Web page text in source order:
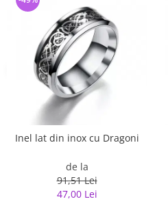
Inel lat din inox cu Dragoni
de la
91,51 Lei
47,00 Lei